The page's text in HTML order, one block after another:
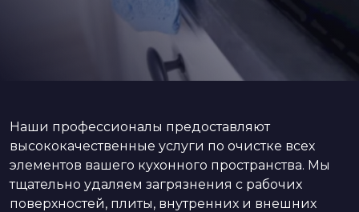
Наши профессионалы предоставляют
высококачественные услуги по очистке всех
элементов вашего кухонного пространства. Мы
тщательно удаляем загрязнения с рабочих
поверхностей, плиты, внутренних и внешних